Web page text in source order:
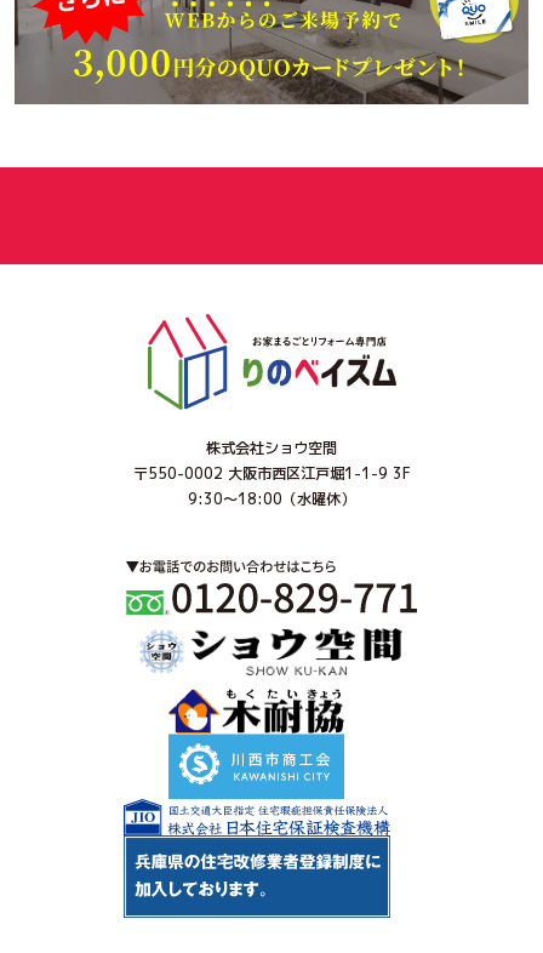
株式会社ショウ空間
〒550-0002 大阪市西区江戸堀1-1-9 3F
9:30～18:00（水曜休）